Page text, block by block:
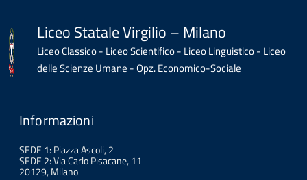
Liceo Statale Virgilio – Milano
Liceo Classico - Liceo Scientifico - Liceo Linguistico - Liceo
delle Scienze Umane - Opz. Economico-Sociale
Informazioni
SEDE 1: Piazza Ascoli, 2
SEDE 2: Via Carlo Pisacane, 11
20129, Milano